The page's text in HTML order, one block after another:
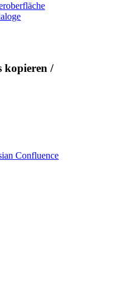
kopieren /
Confluence